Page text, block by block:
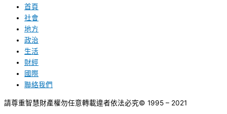
首頁
社會
地方
政治
生活
財經
國際
聯絡我們
請尊重智慧財產權勿任意轉載違者依法必究© 1995 – 2021